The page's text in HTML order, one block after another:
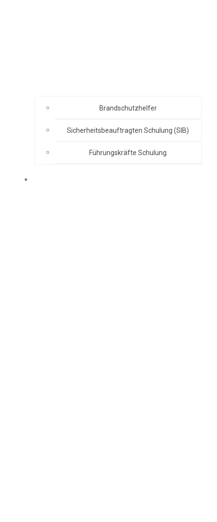
Brandschutzhelfer
Sicherheitsbeauftragten Schulung (SIB)
Führungskräfte Schulung